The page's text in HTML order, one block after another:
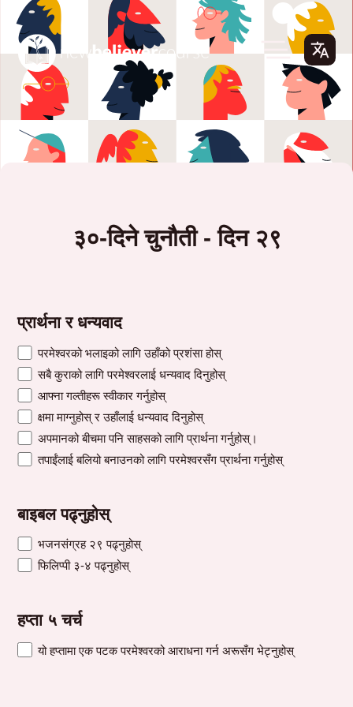
३०-दिने चुनौती - दिन २९
प्रार्थना र धन्यवाद
परमेश्वरको भलाइको लागि उहाँको प्रशंसा होस्
सबै कुराको लागि परमेश्वरलाई धन्यवाद दिनुहोस्
आफ्ना गल्तीहरू स्वीकार गर्नुहोस्
क्षमा माग्नुहोस् र उहाँलाई धन्यवाद दिनुहोस्
अपमानको बीचमा पनि साहसको लागि प्रार्थना गर्नुहोस्।
तपाईंलाई बलियो बनाउनको लागि परमेश्वरसँग प्रार्थना गर्नुहोस्
बाइबल पढ्नुहोस्
भजनसंग्रह २९ पढ्नुहोस्
फिलिप्पी ३-४ पढ्नुहोस्
हप्ता ५ चर्च
यो हप्तामा एक पटक परमेश्वरको आराधना गर्न अरूसँग भेट्नुहोस्